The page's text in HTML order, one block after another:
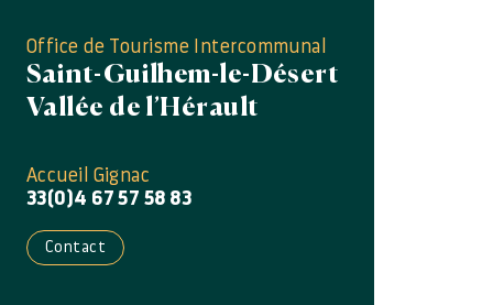
Office de Tourisme Intercommunal
Saint-Guilhem-le-Désert
Vallée de l’Hérault
Accueil Gignac
33(0)4 67 57 58 83
Contact